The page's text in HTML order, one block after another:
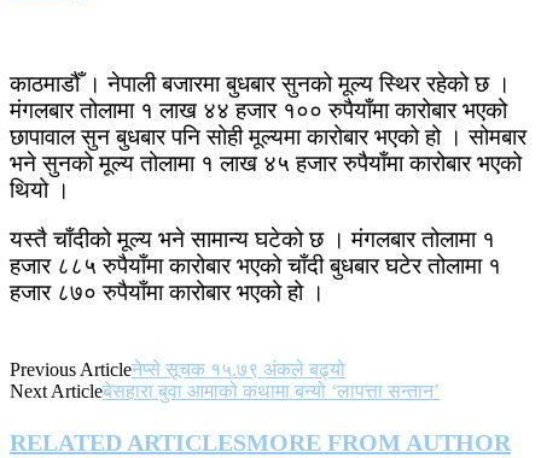
काठमाडौँ । नेपाली बजारमा बुधबार सुनको मूल्य स्थिर रहेको छ ।
मंगलबार तोलामा १ लाख ४४ हजार १०० रुपैयाँमा कारोबार भएको
छापावाल सुन बुधबार पनि सोही मूल्यमा कारोबार भएको हो । सोमबार
भने सुनको मूल्य तोलामा १ लाख ४५ हजार रुपैयाँमा कारोबार भएको
थियो ।
यस्तै चाँदीको मूल्य भने सामान्य घटेको छ । मंगलबार तोलामा १
हजार ८८५ रुपैयाँमा कारोबार भएको चाँदी बुधबार घटेर तोलामा १
हजार ८७० रुपैयाँमा कारोबार भएको हो ।
Previous Articleनेप्से सूचक १५.७९ अंकले बढ्यो
Next Articleबेसहारा बुवा आमाको कथामा बन्यो ‘लापत्ता सन्तान’
RELATED ARTICLESMORE FROM AUTHOR